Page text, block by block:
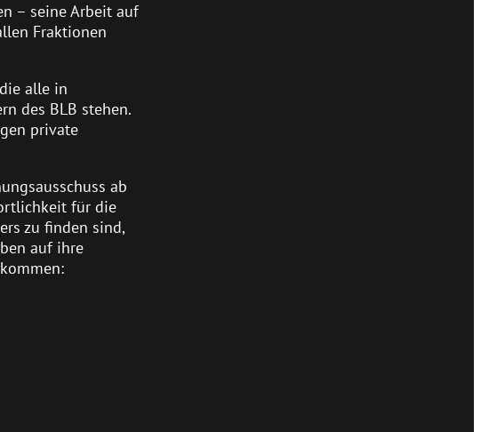
– seine Arbeit auf
Fraktionen
alle in
des BLB stehen.
private
ab
für die
zu finden sind,
auf ihre